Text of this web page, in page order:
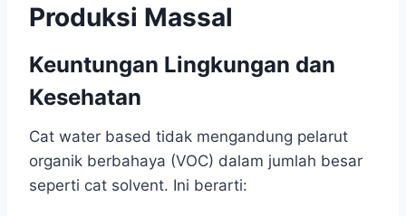
Produksi Massal
Keuntungan Lingkungan dan
Kesehatan
Cat water based tidak mengandung pelarut
organik berbahaya (VOC) dalam jumlah besar
seperti cat solvent. Ini berarti: